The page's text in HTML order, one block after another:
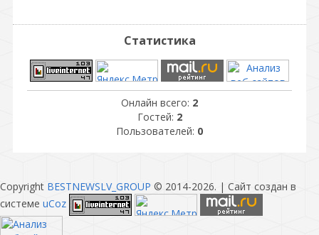
Статистика
Онлайн всего: 2
Гостей: 2
Пользователей: 0
Copyright BESTNEWSLV_GROUP © 2014-2026. | Сайт создан в
системе uCoz